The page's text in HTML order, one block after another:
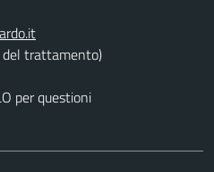
del trattamento)
per questioni